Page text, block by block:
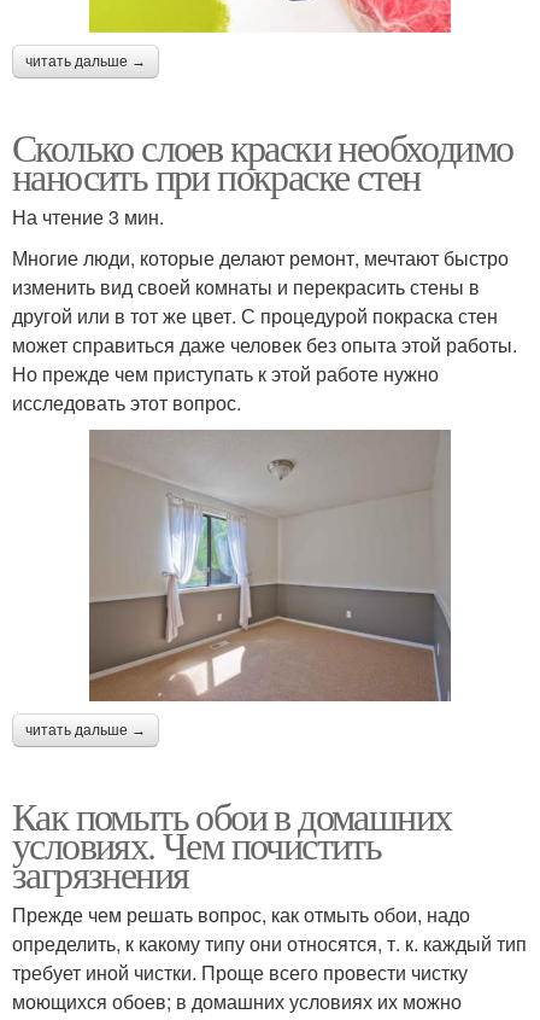
читать дальше →
Сколько слоев краски необходимо
наносить при покраске стен
На чтение 3 мин.
Многие люди, которые делают ремонт, мечтают быстро
изменить вид своей комнаты и перекрасить стены в
другой или в тот же цвет. С процедурой покраска стен
может справиться даже человек без опыта этой работы.
Но прежде чем приступать к этой работе нужно
исследовать этот вопрос.
читать дальше →
Как помыть обои в домашних
условиях. Чем почистить
загрязнения
Прежде чем решать вопрос, как отмыть обои, надо
определить, к какому типу они относятся, т. к. каждый тип
требует иной чистки. Проще всего провести чистку
моющихся обоев; в домашних условиях их можно